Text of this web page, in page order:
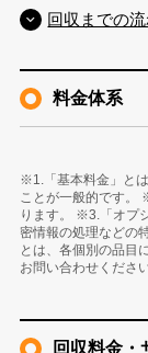
回収までの
料金体系
※1.「基本料金」と
ことが一般的です。
ります。 ※3.「オプ
密情報の処理などの
とは、各個別の品目
お問い合わせください
回収料金・